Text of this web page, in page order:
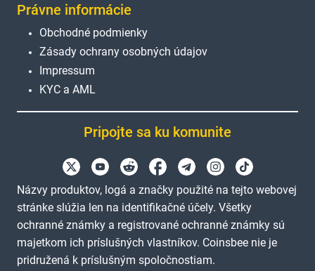
Právne informácie
Obchodné podmienky
Zásady ochrany osobných údajov
Impressum
KYC a AML
Pripojte sa ku komunite
Názvy produktov, logá a značky použité na tejto webovej
stránke slúžia len na identifikačné účely. Všetky
ochranné známky a registrované ochranné známky sú
majetkom ich príslušných vlastníkov. Coinsbee nie je
pridružená k príslušným spoločnostiam.